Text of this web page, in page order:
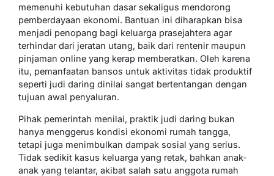
memenuhi kebutuhan dasar sekaligus mendorong
pemberdayaan ekonomi. Bantuan ini diharapkan bisa
menjadi penopang bagi keluarga prasejahtera agar
terhindar dari jeratan utang, baik dari rentenir maupun
pinjaman online yang kerap memberatkan. Oleh karena
itu, pemanfaatan bansos untuk aktivitas tidak produktif
seperti judi daring dinilai sangat bertentangan dengan
tujuan awal penyaluran.
Pihak pemerintah menilai, praktik judi daring bukan
hanya menggerus kondisi ekonomi rumah tangga,
tetapi juga menimbulkan dampak sosial yang serius.
Tidak sedikit kasus keluarga yang retak, bahkan anak-
anak yang telantar, akibat salah satu anggota rumah